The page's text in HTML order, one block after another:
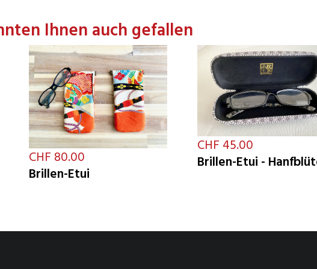
Ihnen auch gefallen
CHF 80.00
Brillen-Etui
CHF 45.00
Brillen-Etui -